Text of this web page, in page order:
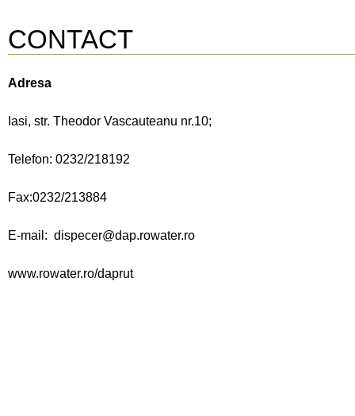
CONTACT
Adresa
Iasi, str. Theodor Vascauteanu nr.10;
Telefon: 0232/218192
Fax:0232/213884
E-mail: dispecer@dap.rowater.ro
www.rowater.ro/daprut